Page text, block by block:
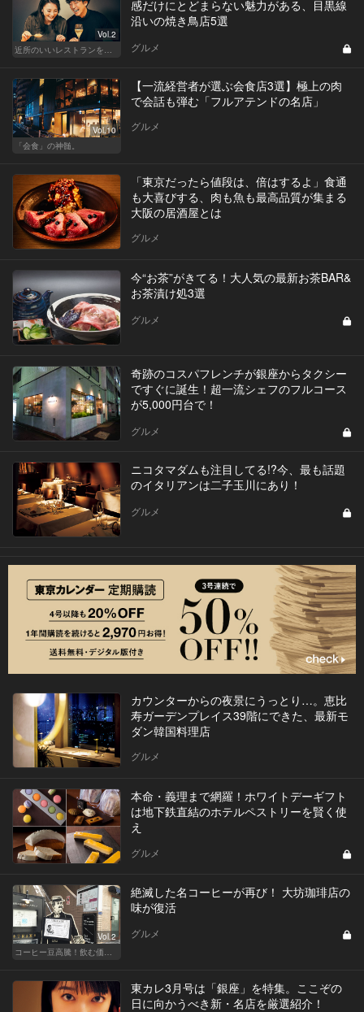
Vol.2
近所のいいレストランを知りたい！東横、目黒線、世田谷などを深堀！
感だけにとどまらない魅力がある、目黒線
沿いの焼き鳥店5選
グルメ
Vol.10
「会食」の神髄。
【一流経営者が選ぶ会食店3選】極上の肉
で会話も弾む「フルアテンドの名店」
グルメ
「東京だったら値段は、倍はするよ」食通
も大喜びする、肉も魚も最高品質が集まる
大阪の居酒屋とは
グルメ
今“お茶”がきてる！大人気の最新お茶BAR&
お茶漬け処3選
グルメ
奇跡のコスパフレンチが銀座からタクシー
ですぐに誕生！超一流シェフのフルコース
が5,000円台で！
グルメ
ニコタマダムも注目してる!?今、最も話題
のイタリアンは二子玉川にあり！
グルメ
カウンターからの夜景にうっとり…。恵比
寿ガーデンプレイス39階にできた、最新モ
ダン韓国料理店
グルメ
本命・義理まで網羅！ホワイトデーギフト
は地下鉄直結のホテルペストリーを賢く使
え
グルメ
Vol.2
コーヒー豆高騰！飲む価値あるコーヒーはここだ
絶滅した名コーヒーが再び！ 大坊珈琲店の
味が復活
グルメ
東カレ3月号は「銀座」を特集。ここぞの
日に向かうべき新・名店を厳選紹介！